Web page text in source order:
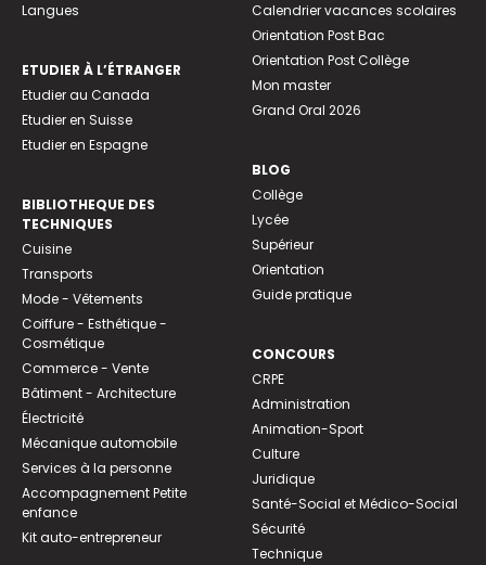
Langues
ETUDIER À L’ÉTRANGER
Etudier au Canada
Etudier en Suisse
Etudier en Espagne
BIBLIOTHEQUE DES
TECHNIQUES
Cuisine
Transports
Mode - Vêtements
Coiffure - Esthétique -
Cosmétique
Commerce - Vente
Bâtiment - Architecture
Électricité
Mécanique automobile
Services à la personne
Accompagnement Petite
enfance
Kit auto-entrepreneur
Calendrier vacances scolaires
Orientation Post Bac
Orientation Post Collège
Mon master
Grand Oral 2026
BLOG
Collège
Lycée
Supérieur
Orientation
Guide pratique
CONCOURS
CRPE
Administration
Animation-Sport
Culture
Juridique
Santé-Social et Médico-Social
Sécurité
Technique